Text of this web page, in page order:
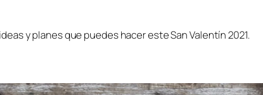
y planes que puedes hacer este San Valentín 2021.